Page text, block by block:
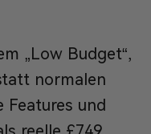
„Low Budget“,
normalen
Features und